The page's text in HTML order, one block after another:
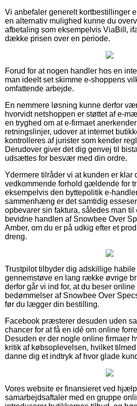
Vi anbefaler generelt kortbestillinger
en alternativ mulighed kunne du
afbetaling som eksempelvis ViaBill,
dække prisen over en periode.
Forud for at nogen handler hos en
man ideelt set skimme e-shoppens
omfattende arbejde.
En nemmere løsning kunne derfor
hvorvidt netshoppen er støttet af e-
en tryghed om at e-firmaet
retningslinjer, udover at internet
kontrolleres af jurister som kender
Derudover giver det dig genvej til
udsættes for besvær med din ordre.
Ydermere tilråder vi at kunden er klar
vedkommende forhold gældende for
eksempelvis den byttepolitik e-
sammenhæng er det samtidig
opbevarer sin faktura, således man
bevidne handlen af Snowbee Over
Amber, om du er på udkig efter et
dreng.
Trustpilot tilbyder dig adskillige
gennemstøve en lang række øvrige
derfor går vi ind for, at du beser
bedømmelser af Snowbee Over
før du lægger din bestilling.
Facebook præsterer desuden uden
chancer for at få en idé om online
Desuden er der nogle online firmaer
kritik af købsoplevelsen, hvilket
danne dig et indtryk af hvor glade
Vores website er finansieret ved
samarbejdsaftaler med en gruppe